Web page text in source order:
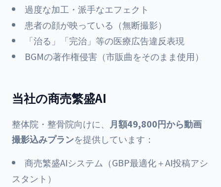
過度な加工・派手なエフェクト
患者の顔が映っている（無断撮影）
「治る」「完治」等の医療広告違反表現
BGMの著作権侵害（市販曲をそのまま使用）
当社の商売繁盛AI
整体院・整骨院向けに、
月額49,800円から動画
撮影込みプランを提供しています：
商売繁盛AIシステム（GBP最適化＋AI投稿アシ
スタント）